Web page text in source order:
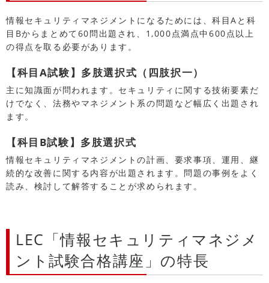
情報セキュリティマネジメントになるためには、科目Aと科
目Bからまとめて60問出題され、1,000点満点中600点以上
の得点を取る必要があります。
【科目A試験】多肢選択式（四肢択一）
主に知識面が問われます。セキュリティに関する技術要素だ
けでなく、法務やマネジメント系の問題など幅広く出題され
ます。
【科目B試験】多肢選択式
情報セキュリティマネジメントの計画、要求事項、運用、継
続的な改善に関する内容が出題されます。問題の事例をよく
読み、検討して解答することが求められます。
LEC「情報セキュリティマネジメ
ント試験合格講座」の特長